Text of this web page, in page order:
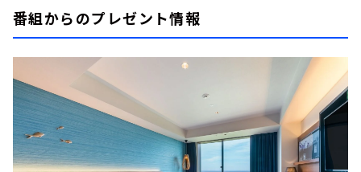
番組からのプレゼント情報